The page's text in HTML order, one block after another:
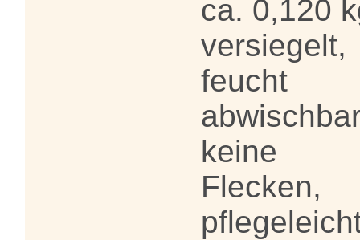
ca. 0,120
versiegelt,
feucht
keine
Flecken,